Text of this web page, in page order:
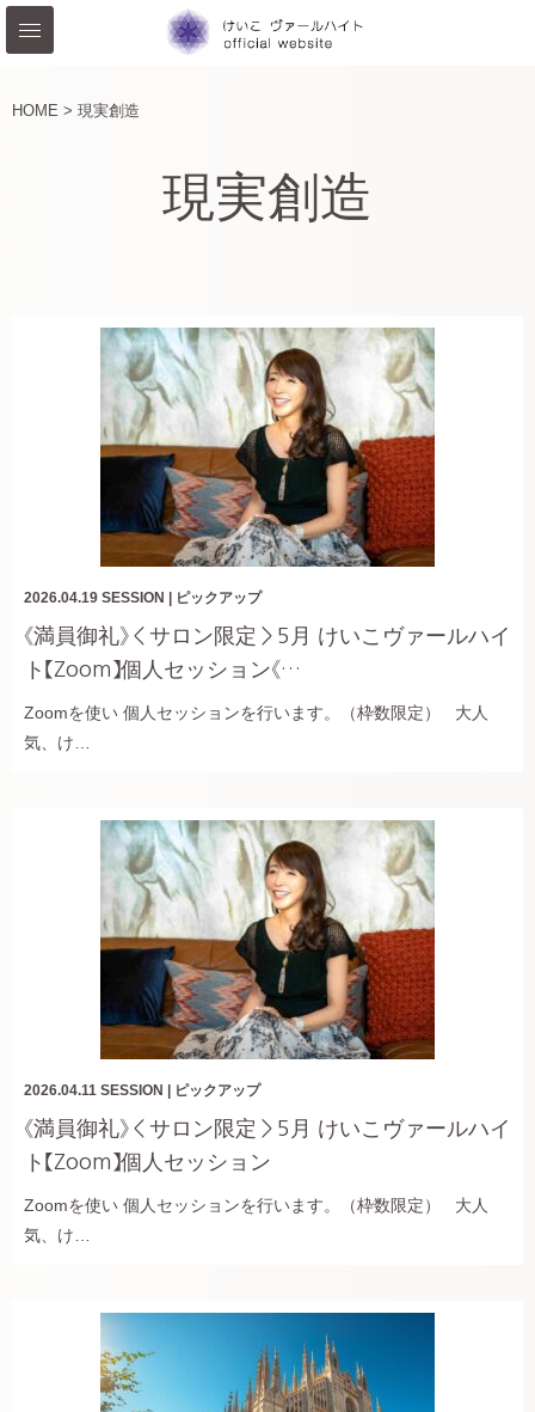
HOME > 現実創造
現実創造
2026.04.19 SESSION ピックアップ
《満員御礼》＜サロン限定＞5月 けいこヴァールハイ
ト【Zoom】個人セッション《…
Zoomを使い 個人セッションを行います。（枠数限定） 大人
気、け…
2026.04.11 SESSION ピックアップ
《満員御礼》＜サロン限定＞5月 けいこヴァールハイ
ト【Zoom】個人セッション
Zoomを使い 個人セッションを行います。（枠数限定） 大人
気、け…